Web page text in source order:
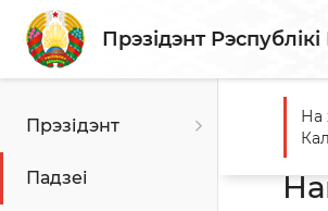
Прэзідэнт
Прэзідэнт
Падзеі
На